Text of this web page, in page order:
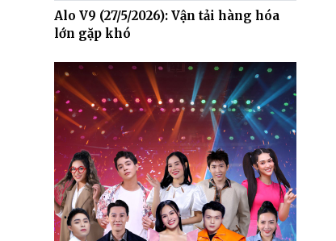
Alo V9 (27/5/2026): Vận tải hàng hóa
lớn gặp khó